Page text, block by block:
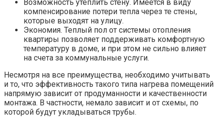
Возможность утеплить стену. Имеется в виду
компенсирование потери тепла через те стены,
которые выходят на улицу.
Экономия. Теплый пол от системы отопления
квартиры позволяет поддерживать комфортную
температуру в доме, и при этом не сильно влияет
на счета за коммунальные услуги.
Несмотря на все преимущества, необходимо учитывать
и то, что эффективность такого типа нагрева помещений
напрямую зависит от продуманности и качественности
монтажа. В частности, немало зависит и от схемы, по
которой будут укладываться трубы.